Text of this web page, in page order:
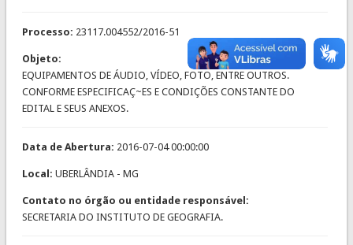
Processo: 23117.004552/2016-51
Objeto:
EQUIPAMENTOS DE ÁUDIO, VÍDEO, FOTO, ENTRE OUTROS.
CONFORME ESPECIFICAÇ~ES E CONDIÇÕES CONSTANTE DO
EDITAL E SEUS ANEXOS.
Data de Abertura: 2016-07-04 00:00:00
Local: UBERLÂNDIA - MG
Contato no órgão ou entidade responsável:
SECRETARIA DO INSTITUTO DE GEOGRAFIA.